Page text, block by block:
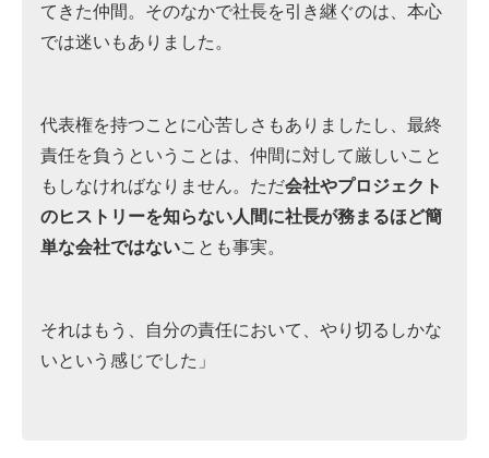
てきた仲間。そのなかで社長を引き継ぐのは、本心
では迷いもありました。
代表権を持つことに心苦しさもありましたし、最終
責任を負うということは、仲間に対して厳しいこと
もしなければなりません。ただ会社やプロジェクト
のヒストリーを知らない人間に社長が務まるほど簡
単な会社ではないことも事実。
それはもう、自分の責任において、やり切るしかな
いという感じでした」